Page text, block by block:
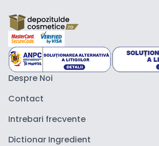
Despre Noi
Contact
Intrebari frecvente
Dictionar Ingredient